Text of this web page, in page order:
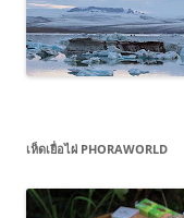
เห็ดเยื่อไผ่ PHORAWORLD